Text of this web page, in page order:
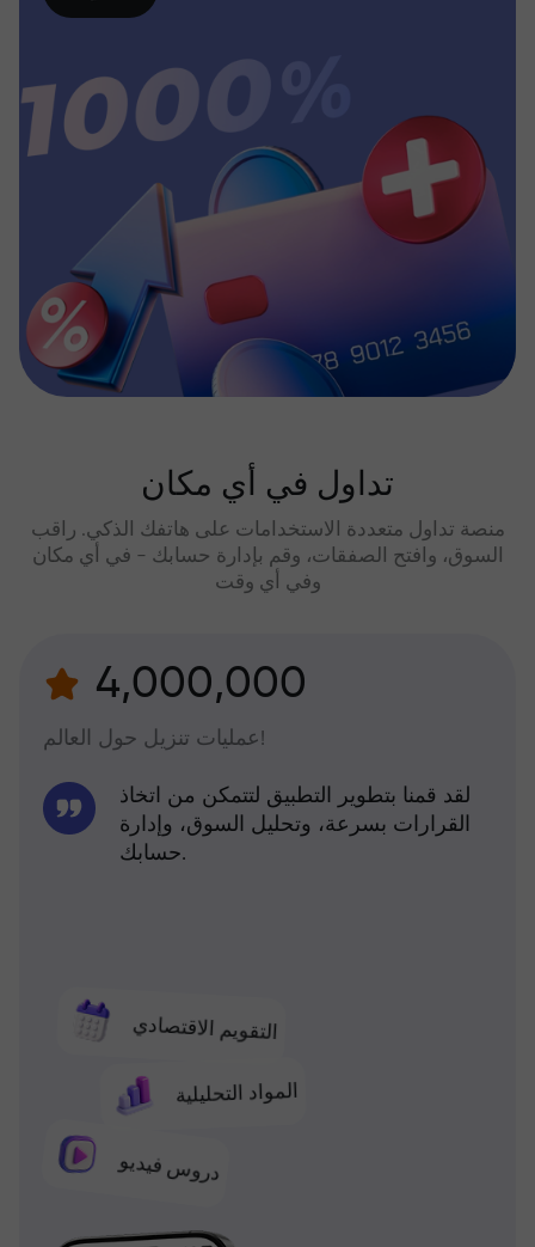
تداول في أي مكان
منصة تداول متعددة الاستخدامات على هاتفك الذكي. راقب
السوق، وافتح الصفقات، وقم بإدارة حسابك - في أي مكان
وفي أي وقت
4,000,000
عمليات تنزيل حول العالم!
التقويم الاقتصادي
المواد التحليلية
دروس فيديو
لقد قمنا بتطوير التطبيق لتتمكن من اتخاذ
القرارات بسرعة، وتحليل السوق، وإدارة
حسابك.